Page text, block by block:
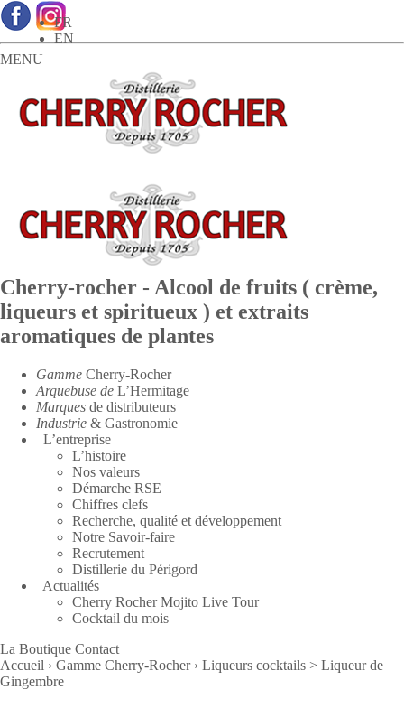
FR
EN
MENU
Cherry-rocher - Alcool de fruits ( crème,
liqueurs et spiritueux ) et extraits
aromatiques de plantes
Gamme Cherry-Rocher
Arquebuse de L’Hermitage
Marques de distributeurs
Industrie & Gastronomie
L’entreprise
L’histoire
Nos valeurs
Démarche RSE
Chiffres clefs
Recherche, qualité et développement
Notre Savoir-faire
Recrutement
Distillerie du Périgord
Actualités
Cherry Rocher Mojito Live Tour
Cocktail du mois
La Boutique Contact
Accueil › Gamme Cherry-Rocher› Liqueurs cocktails > Liqueur de
Gingembre